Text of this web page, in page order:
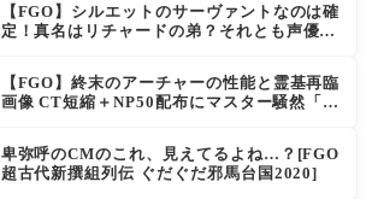
【FGO】シルエットのサーヴァントなのは確
定！真名はリチャードの弟？それとも声優さ
【FGO】終末のアーチャーの性能と霊基再臨
画像 CT短縮＋NP50配布にマスター騒然「普
卑弥呼のCMのこれ、見えてるよね…？[FGO
超古代新撰組列伝 ぐだぐだ邪馬台国2020]